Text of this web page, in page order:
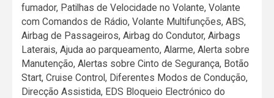
fumador, Patilhas de Velocidade no Volante, Volante
com Comandos de Rádio, Volante Multifunções, ABS,
Airbag de Passageiros, Airbag do Condutor, Airbags
Laterais, Ajuda ao parqueamento, Alarme, Alerta sobre
Manutenção, Alertas sobre Cinto de Segurança, Botão
Start, Cruise Control, Diferentes Modos de Condução,
Direcção Assistida, EDS Bloqueio Electrónico do